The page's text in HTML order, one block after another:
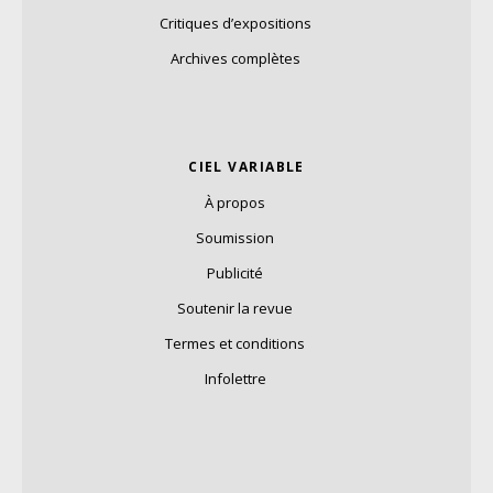
Critiques d’expositions
Archives complètes
CIEL VARIABLE
À propos
Soumission
Publicité
Soutenir la revue
Termes et conditions
Infolettre